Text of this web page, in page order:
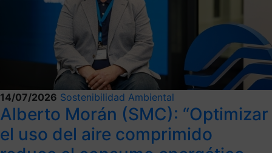
14/07/2026 Sostenibilidad Ambiental
Alberto Morán (SMC): “Optimizar
el uso del aire comprimido